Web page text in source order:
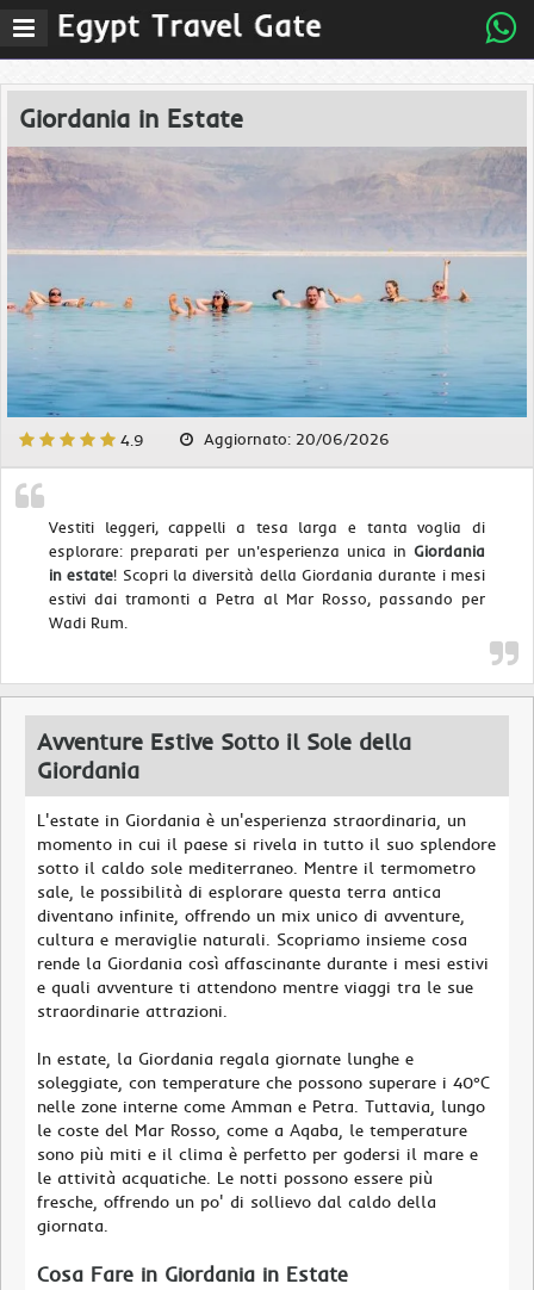
Menu
Giordania in Estate
4.9 Aggiornato: 20/06/2026
Vestiti leggeri, cappelli a tesa larga e tanta voglia di
esplorare: preparati per un'esperienza unica in Giordania
in estate! Scopri la diversità della Giordania durante i mesi
estivi dai tramonti a Petra al Mar Rosso, passando per
Wadi Rum.
Avventure Estive Sotto il Sole della
Giordania
L'estate in Giordania è un'esperienza straordinaria, un
momento in cui il paese si rivela in tutto il suo splendore
sotto il caldo sole mediterraneo. Mentre il termometro
sale, le possibilità di esplorare questa terra antica
diventano infinite, offrendo un mix unico di avventure,
cultura e meraviglie naturali. Scopriamo insieme cosa
rende la Giordania così affascinante durante i mesi estivi
e quali avventure ti attendono mentre viaggi tra le sue
straordinarie attrazioni.
In estate, la Giordania regala giornate lunghe e
soleggiate, con temperature che possono superare i 40°C
nelle zone interne come Amman e Petra. Tuttavia, lungo
le coste del Mar Rosso, come a Aqaba, le temperature
sono più miti e il clima è perfetto per godersi il mare e
le attività acquatiche. Le notti possono essere più
fresche, offrendo un po' di sollievo dal caldo della
giornata.
Cosa Fare in Giordania in Estate